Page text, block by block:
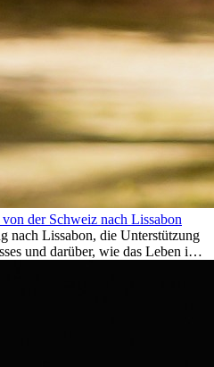
der Schweiz nach Lissabon
nach Lissabon, die Unterstützung
und darüber, wie das Leben im